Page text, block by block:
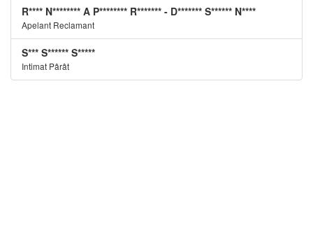
R**** N******** A P******** R******* - D******* S****** N****
Apelant Reclamant
S*** S****** S*****
Intimat Pârât